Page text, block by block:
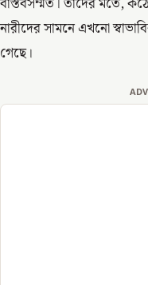
নারীদের সামনে এখনো
গেছে।